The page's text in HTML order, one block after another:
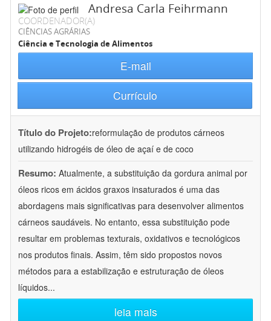
Andresa Carla Feihrmann
COORDENADOR(A)
CIÊNCIAS AGRÁRIAS
Ciência e Tecnologia de Alimentos
E-mail
Currículo
Título do Projeto:reformulação de produtos cárneos
utilizando hidrogéis de óleo de açaí e de coco
Resumo: Atualmente, a substituição da gordura animal por
óleos ricos em ácidos graxos insaturados é uma das
abordagens mais significativas para desenvolver alimentos
cárneos saudáveis. No entanto, essa substituição pode
resultar em problemas texturais, oxidativos e tecnológicos
nos produtos finais. Assim, têm sido propostos novos
métodos para a estabilização e estruturação de óleos
líquidos...
leia mais